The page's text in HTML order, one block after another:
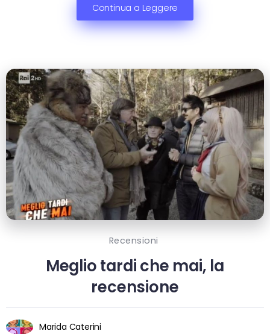
Continua a Leggere
Recensioni
Meglio tardi che mai, la
recensione
Marida Caterini